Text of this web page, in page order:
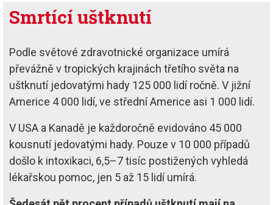
Smrtící uštknutí
Podle světové zdravotnické organizace umírá
převážně v tropických krajinách třetího světa na
uštknutí jedovatými hady 125 000 lidí ročně. V jižní
Americe 4 000 lidí, ve střední Americe asi 1 000 lidí.
V USA a Kanadě je každoročně evidováno 45 000
kousnutí jedovatými hady. Pouze v 10 000 případů
došlo k intoxikaci, 6,5–7 tisíc postižených vyhledá
lékařskou pomoc, jen 5 až 15 lidí umírá.